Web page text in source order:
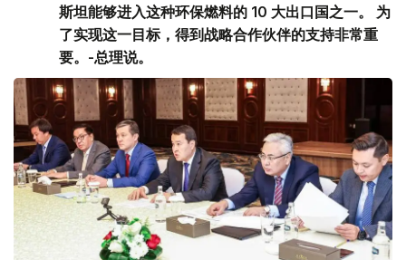
斯坦能够进入这种环保燃料的 10 大出口国之一。 为
了实现这一目标，得到战略合作伙伴的支持非常重
要。-总理说。